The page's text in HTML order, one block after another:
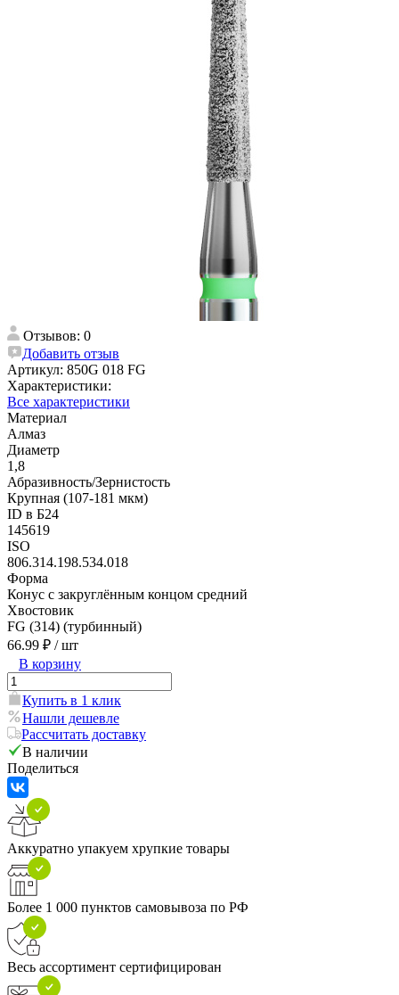
Отзывов: 0
Добавить отзыв
Артикул: 850G 018 FG
Характеристики:
Все характеристики
Материал
Алмаз
Диаметр
1,8
Абразивность/Зернистость
Крупная (107-181 мкм)
ID в Б24
145619
ISO
806.314.198.534.018
Форма
Конус с закруглённым концом средний
Хвостовик
FG (314) (турбинный)
66.99 ₽ / шт
В корзину
Купить в 1 клик
Нашли дешевле
Рассчитать доставку
В наличии
Поделиться
Аккуратно упакуем хрупкие товары
Более 1 000 пунктов самовывоза по РФ
Весь ассортимент сертифицирован